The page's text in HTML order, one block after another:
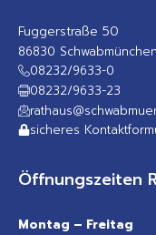
Fuggerstraße 50
86830 Schwabmünchen
08232/9633-0
08232/9633-23
sicheres
Öffnungszeiten
Montag – Freitag